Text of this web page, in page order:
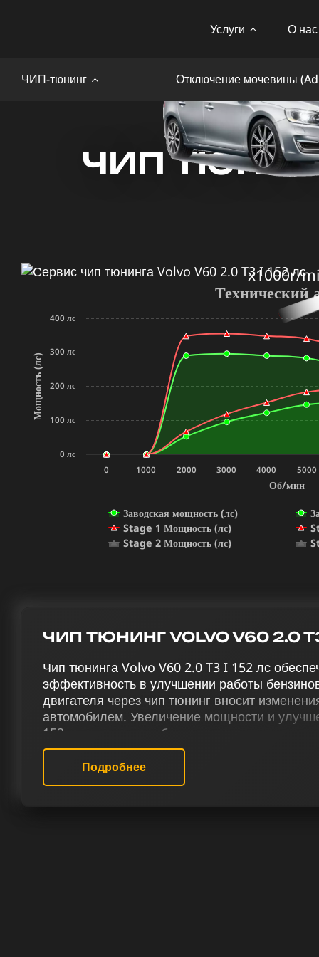
Услуги О нас
ЧИП-тюнинг Отключение мочевины
ЧИП ТЮНИНГ
x1000r/
Об/мин
Мощность (лс)
Технический
Заводская мощность (лс)
Stage 1 Мощность (лс)
Stage 2 Мощность (лс)
0 1000 2000 3000 4000 5000
0 лс
100 лс
200 лс
300 лс
400 лс
ЧИП ТЮНИНГ VOLVO V60 2.0
Чип тюнинга Volvo V60 2.0 T3 I 152 лс
эффективность в улучшении работы
двигателя через чип тюнинг вносит
автомобилем. Увеличение мощности и
152 лс достигается благодаря тюнинговому
предусматривает чип тюнинг (stage 1 и stage
отключение системы Evap, деактивацию
отключение VSA, адаптацию терморегуляции
Подробнее